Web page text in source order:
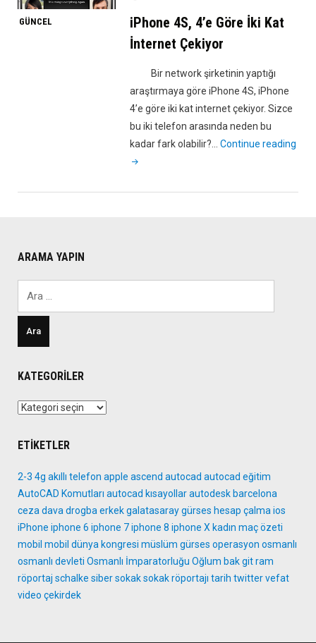
4
Yayınlandı
GÜNCEL
iPhone 4S, 4’e Göre İki Kat
İnternet Çekiyor
Bir network şirketinin yaptığı
araştırmaya göre iPhone 4S, iPhone
4’e göre iki kat internet çekiyor. Sizce
bu iki telefon arasında neden bu
kadar fark olabilir?…Continue reading
ARAMA YAPIN
KATEGORILER
Kategoriler
ETIKETLER
2-3 4g akıllı telefon apple ascend autocad autocad eğitim
AutoCAD Komutları autocad kısayollarautodesk barcelona
ceza dava drogba erkekgalatasaraygürses hesap çalma ios
iPhone iphone 6 iphone 7iphone 8 iphone X kadın maç özeti
mobil mobil dünya kongresi müslüm gürses operasyon osmanlı
osmanlı devleti Osmanlı İmparatorluğu Oğlum bak gitram
röportaj schalke sibersokaksokak röportajı tarih twittervefat
video çekirdek